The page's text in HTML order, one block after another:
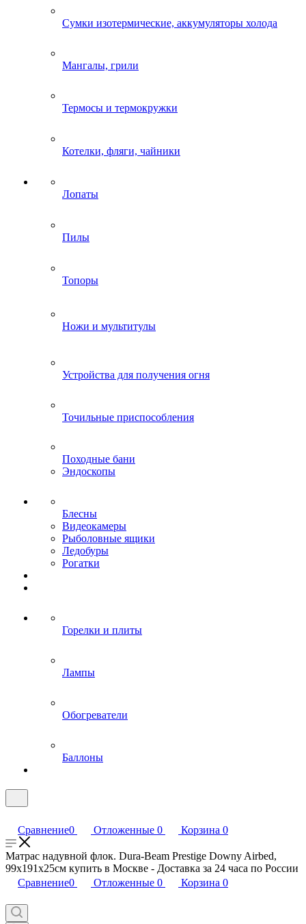
Сумки изотермические, аккумуляторы холода
Мангалы, грили
Термосы и термокружки
Котелки, фляги, чайники
Лопаты
Пилы
Топоры
Ножи и мультитулы
Устройства для получения огня
Точильные приспособления
Походные бани
Эндоскопы
Блесны
Видеокамеры
Рыболовные ящики
Ледобуры
Рогатки
Горелки и плиты
Лампы
Обогреватели
Баллоны
Сравнение0 Отложенные 0 Корзина 0
Матрас надувной флок. Dura-Beam Prestige Downy Airbed,
99х191х25см купить в Москве - Доставка за 24 часа по России
Сравнение0 Отложенные 0 Корзина 0